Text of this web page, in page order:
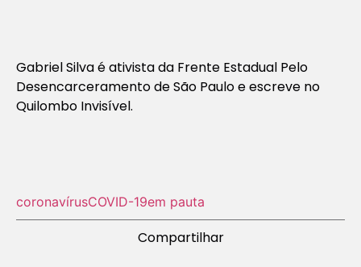
Gabriel Silva é ativista da Frente Estadual Pelo
Desencarceramento de São Paulo e escreve no
Quilombo Invisível.
coronavírusCOVID-19em pauta
Compartilhar